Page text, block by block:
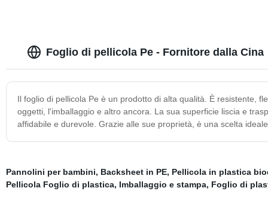
Foglio di pellicola Pe - Fornitore dalla Cina
Il foglio di pellicola Pe è un prodotto di alta qualità. È resistente,
oggetti, l'imballaggio e altro ancora. La sua superficie liscia e
affidabile e durevole. Grazie alle sue proprietà, è una scelta
Pannolini per bambini, Backsheet in PE, Pellicola in plastica
Pellicola Foglio di plastica, Imballaggio e stampa, Foglio di